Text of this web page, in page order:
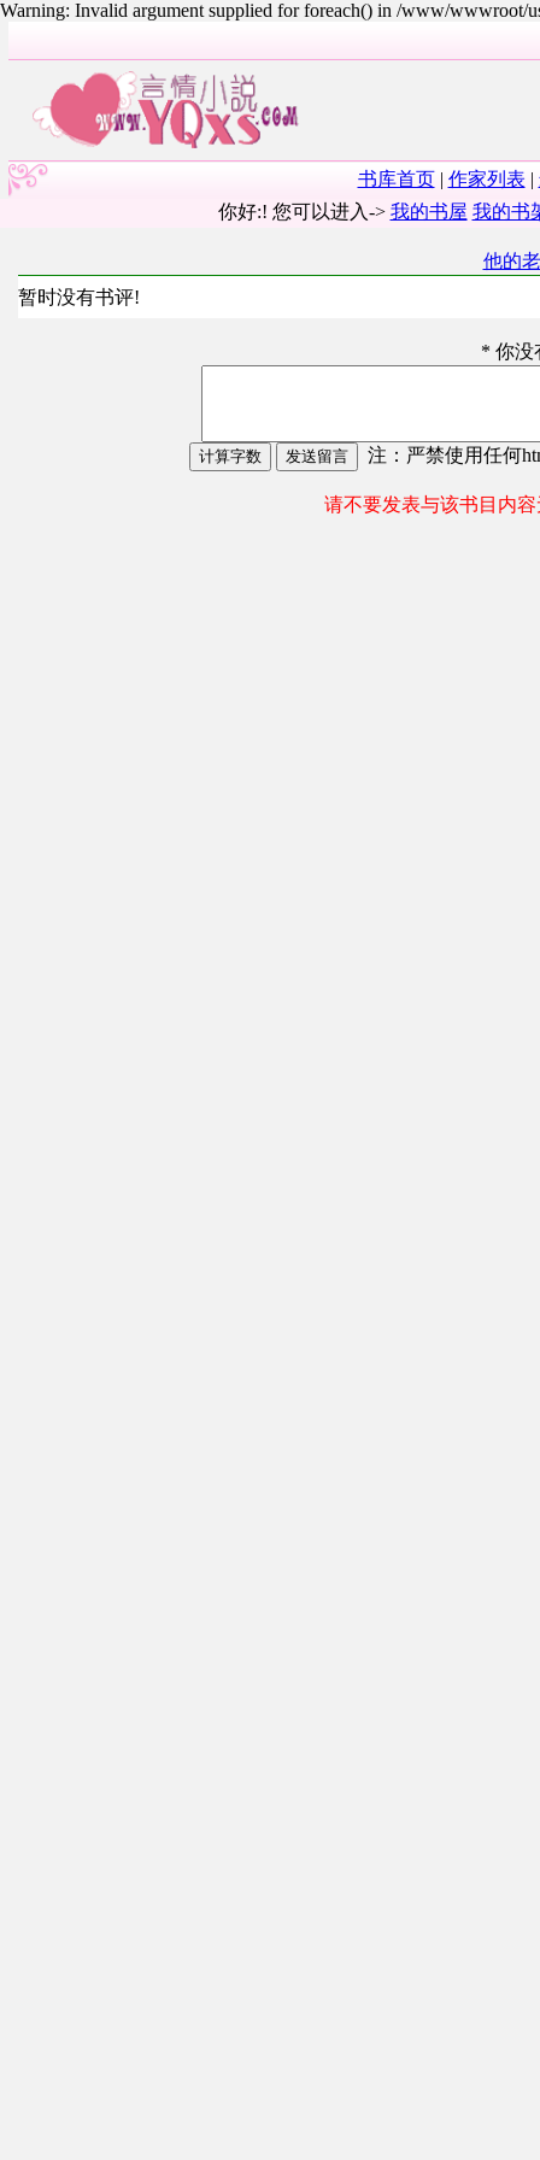
Warning: Invalid argument supplied for foreach() in /www/wwwroot/
书库首页| 作家列表 |
你好:! 您可以进入-> 我的书屋 我的书
他的
暂时没有书评!
* 你没
注：严禁使用任何
请不要发表与该书目内